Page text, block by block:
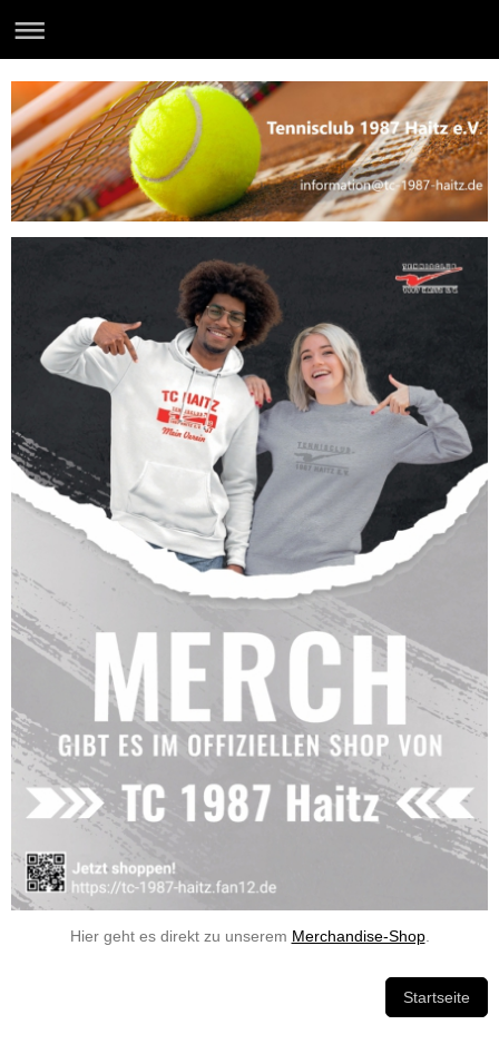
Hier geht es direkt zu unserem Merchandise-Shop.
Startseite